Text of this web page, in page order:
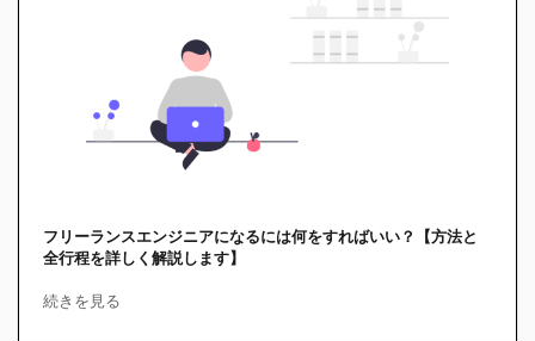
フリーランスエンジニアになるには何をすればいい？【方法と
全行程を詳しく解説します】
続きを見る